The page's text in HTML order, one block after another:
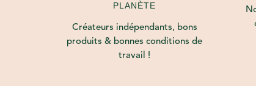
PLANÈTE
Créateurs indépendants, bons
produits & bonnes conditions de
travail !